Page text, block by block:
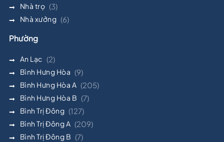
Nhà trọ (3)
Nhà xưởng (6)
Phường
An Lạc (2)
Bình Hưng Hòa (9)
Bình Hưng Hòa A (205)
Bình Hưng Hòa B (7)
Bình Trị Đông (127)
Bình Trị Đông A (209)
Bình Trị Đông B (7)